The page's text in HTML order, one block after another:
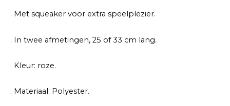
. Met squeaker voor extra speelplezier.
. In twee afmetingen, 25 of 33 cm lang.
. Kleur: roze.
. Materiaal: Polyester.